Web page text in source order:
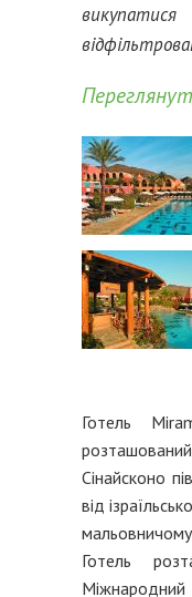
Готель
Сінайсконо
від
Готель
Міжнародний